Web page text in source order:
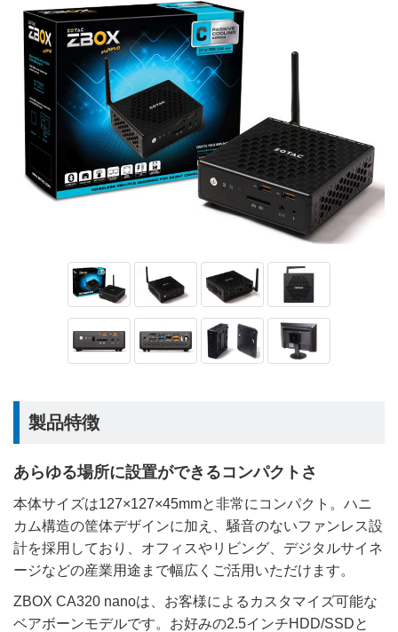
製品特徴
あらゆる場所に設置ができるコンパクトさ
本体サイズは127×127×45mmと非常にコンパクト。ハニ
カム構造の筐体デザインに加え、騒音のないファンレス設
計を採用しており、オフィスやリビング、デジタルサイネ
ージなどの産業用途まで幅広くご活用いただけます。
ZBOX CA320 nanoは、お客様によるカスタマイズ可能な
ベアボーンモデルです。お好みの2.5インチHDD/SSDと